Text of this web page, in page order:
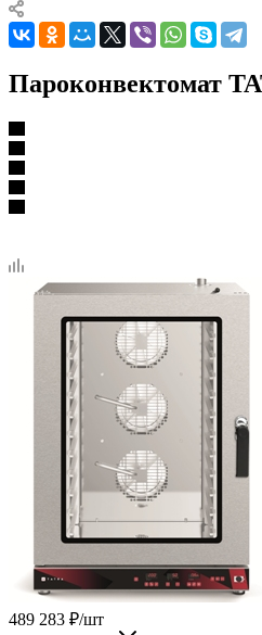
Пароконвектомат
489 283 ₽/шт